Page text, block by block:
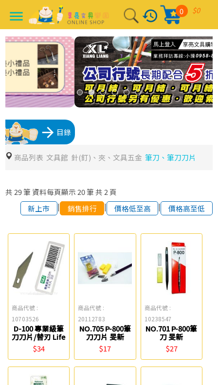
menu history $0
0
arrow_forward 目錄
商品列表 文具館 針(釘)、夾、文具五金 筆刀、筆刀刀片
共 29筆 資料每頁顯示 20筆 共 2頁
新上市
| 銷售排行 | 價格低至高 | 價格高至低
商品代號 :
10703526
D-100 專業級筆
刀刀片/替刃 Life
$34
商品代號 :
20112783
NO.705 P-800筆
刀刀片 旻新
$17
商品代號 :
10238547
NO.701 P-800筆
刀 旻新
$27